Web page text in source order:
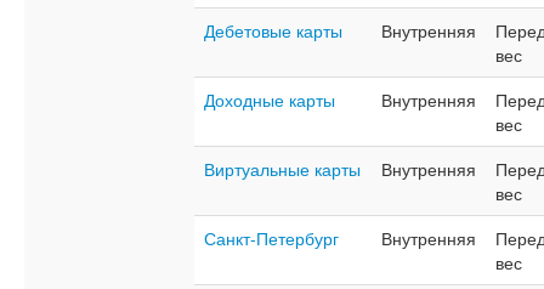
Дебетовые карты
Внутренняя
вес
Доходные карты
Внутренняя
вес
Виртуальные карты
Внутренняя
вес
Санкт-Петербург
Внутренняя
вес